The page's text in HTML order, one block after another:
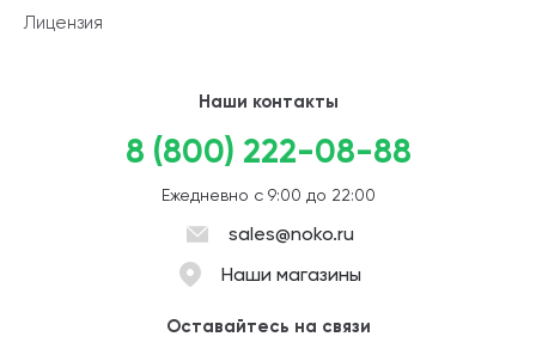
Лицензия
Наши контакты
8 (800) 222-08-88
Ежедневно с 9:00 до 22:00
sales@noko.ru
Наши магазины
Оставайтесь на связи